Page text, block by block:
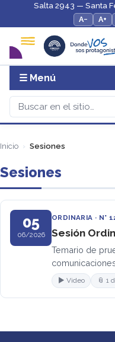
Salta 2943 — Santa
A−
A+
☰ Menú
Inicio Sesiones
Sesiones
05
06/2026
ORDINARIA · N°
Sesión
Temario de
▶ Video 📎 1